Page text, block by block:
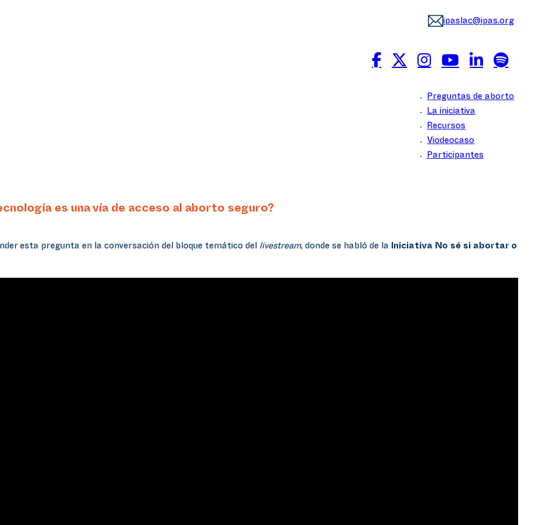
ipaslac@ipas.org
Preguntas de aborto
La iniciativa
Recursos
Viodeocaso
Participantes
es una vía de acceso al aborto seguro?
esta pregunta en la conversación del bloque temático del livestream, donde se habló de la Iniciativa No sé si abortar o